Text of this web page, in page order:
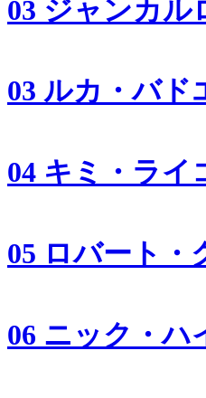
03 ジャンカル
03 ルカ・バド
04 キミ・ライ
05 ロバート・
06 ニック・ハ